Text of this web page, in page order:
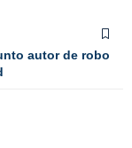
autor de robo